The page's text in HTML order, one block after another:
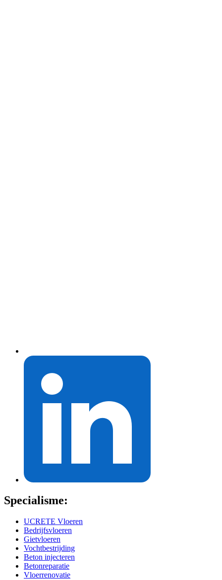
Specialisme:
UCRETE Vloeren
Bedrijfsvloeren
Gietvloeren
Vochtbestrijding
Beton injecteren
Betonreparatie
Vloerrenovatie